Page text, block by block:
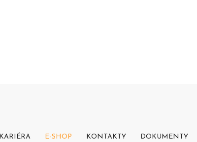
KARIÉRA E-SHOP KONTAKTY DOKUMENTY